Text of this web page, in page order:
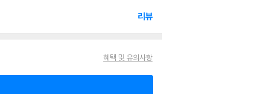
리뷰
혜택 및 유의사항